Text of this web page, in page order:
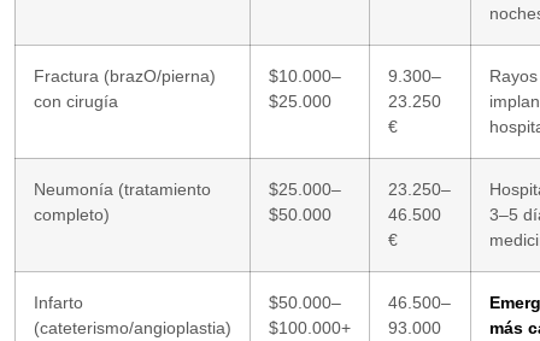
Fractura (brazO/pierna)
con cirugía
$10.000–
$25.000
9.300–
23.250
€
Neumonía (tratamiento
completo)
$25.000–
$50.000
23.250–
46.500
€
3–5
Infarto
(cateterismo/angioplastia)
$50.000–
$100.000+
46.500–
93.000
más